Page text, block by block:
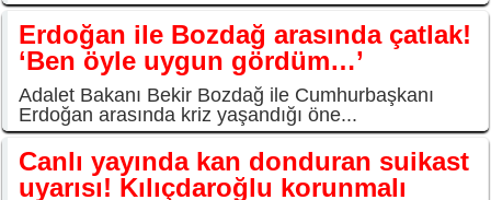
Erdoğan ile Bozdağ arasında çatlak!
‘Ben öyle uygun gördüm…’
Adalet Bakanı Bekir Bozdağ ile Cumhurbaşkanı
Erdoğan arasında kriz yaşandığı öne...
Canlı yayında kan donduran suikast
uyarısı! Kılıçdaroğlu korunmalı